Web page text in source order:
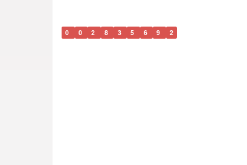
0 0 2 8 3 5 6 9 2